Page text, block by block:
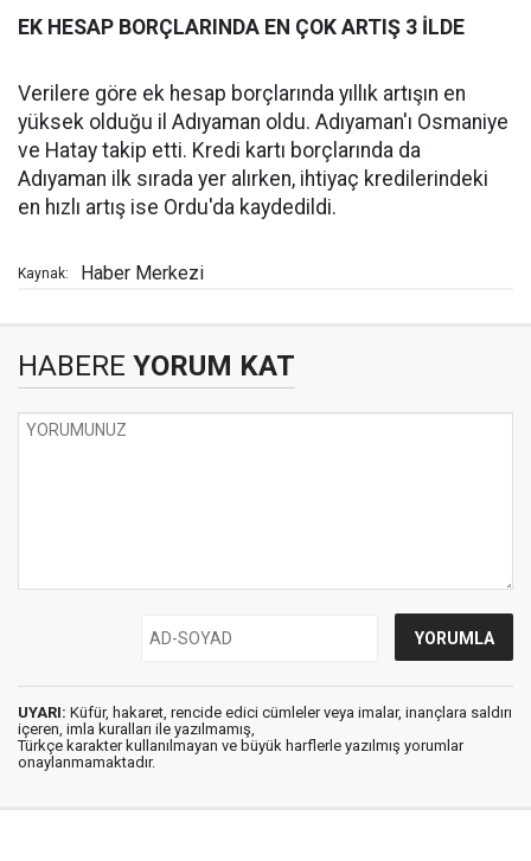
EK HESAP BORÇLARINDA EN ÇOK ARTIŞ 3 İLDE
Verilere göre ek hesap borçlarında yıllık artışın en
yüksek olduğu il Adıyaman oldu. Adıyaman'ı Osmaniye
ve Hatay takip etti. Kredi kartı borçlarında da
Adıyaman ilk sırada yer alırken, ihtiyaç kredilerindeki
en hızlı artış ise Ordu'da kaydedildi.
Kaynak: Haber Merkezi
HABERE YORUM KAT
UYARI: Küfür, hakaret, rencide edici cümleler veya imalar, inançlara saldırı
içeren, imla kuralları ile yazılmamış,
Türkçe karakter kullanılmayan ve büyük harflerle yazılmış yorumlar
onaylanmamaktadır.